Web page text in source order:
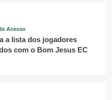
Acesso
a lista dos jogadores
com o Bom Jesus EC